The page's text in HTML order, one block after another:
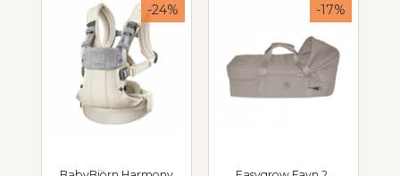
-24% -17%